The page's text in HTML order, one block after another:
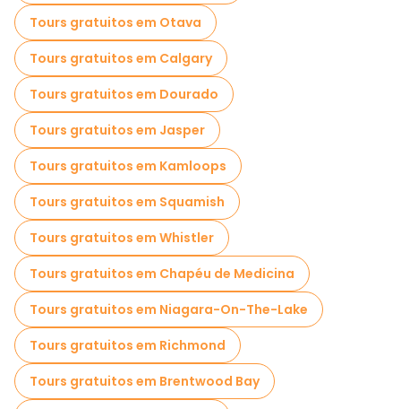
Tours gratuitos em Otava
Tours gratuitos em Calgary
Tours gratuitos em Dourado
Tours gratuitos em Jasper
Tours gratuitos em Kamloops
Tours gratuitos em Squamish
Tours gratuitos em Whistler
Tours gratuitos em Chapéu de Medicina
Tours gratuitos em Niagara-On-The-Lake
Tours gratuitos em Richmond
Tours gratuitos em Brentwood Bay